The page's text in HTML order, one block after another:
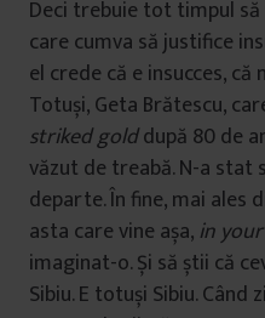
Deci trebuie tot timpul
care cumva să justifice
el crede că e insucces,
Totuși, Geta Brătescu,
striked golddupă 80 de
văzut de treabă. N-a stat
departe. În fine, mai ales
asta care vine așa, in
imaginat-o. Și să știi că
Sibiu. E totuși Sibiu.